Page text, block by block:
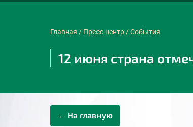
Главная / Пресс-центр /События
12 июня страна
← На главную